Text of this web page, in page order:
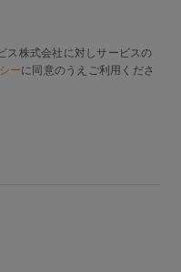
ス株式会社に対しサービスの
ーに同意のうえご利用くださ